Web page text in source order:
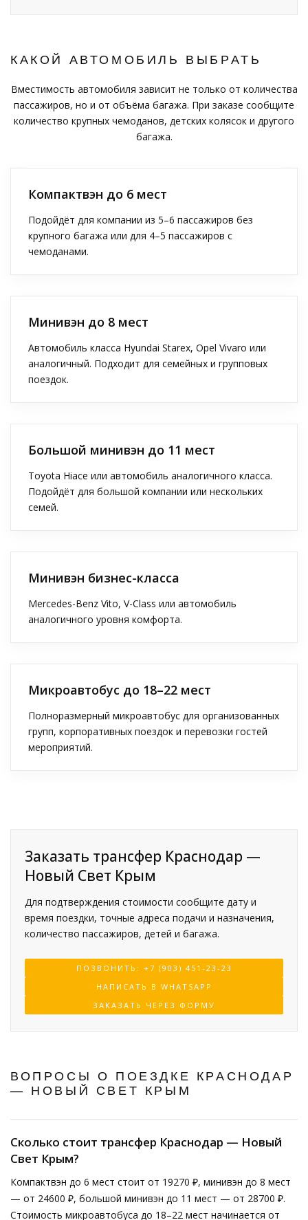
КАКОЙ АВТОМОБИЛЬ ВЫБРАТЬ
Вместимость автомобиля зависит не только от количества
пассажиров, но и от объёма багажа. При заказе сообщите
количество крупных чемоданов, детских колясок и другого
багажа.
Компактвэн до 6 мест
Подойдёт для компании из 5–6 пассажиров без
крупного багажа или для 4–5 пассажиров с
чемоданами.
Минивэн до 8 мест
Автомобиль класса Hyundai Starex, Opel Vivaro или
аналогичный. Подходит для семейных и групповых
поездок.
Большой минивэн до 11 мест
Toyota Hiace или автомобиль аналогичного класса.
Подойдёт для большой компании или нескольких
семей.
Минивэн бизнес-класса
Mercedes-Benz Vito, V-Class или автомобиль
аналогичного уровня комфорта.
Микроавтобус до 18–22 мест
Полноразмерный микроавтобус для организованных
групп, корпоративных поездок и перевозки гостей
мероприятий.
Заказать трансфер Краснодар —
Новый Свет Крым
Для подтверждения стоимости сообщите дату и
время поездки, точные адреса подачи и назначения,
количество пассажиров, детей и багажа.
ПОЗВОНИТЬ: +7 (903) 451-23-23
НАПИСАТЬ В WHATSAPP
ЗАКАЗАТЬ ЧЕРЕЗ ФОРМУ
ВОПРОСЫ О ПОЕЗДКЕ КРАСНОДАР
— НОВЫЙ СВЕТ КРЫМ
Сколько стоит трансфер Краснодар — Новый
Свет Крым?
Компактвэн до 6 мест стоит от 19270 ₽, минивэн до 8 мест
— от 24600 ₽, большой минивэн до 11 мест — от 28700 ₽.
Стоимость микроавтобуса до 18–22 мест начинается от